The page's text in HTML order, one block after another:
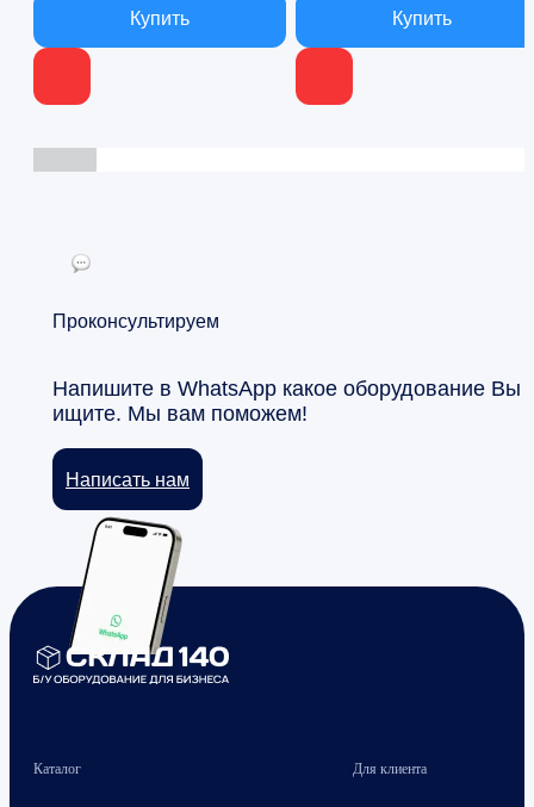
Проконсультируем
Напишите в WhatsApp какое оборудование Вы
ищите. Мы вам поможем!
Написать нам
Каталог Для клиента